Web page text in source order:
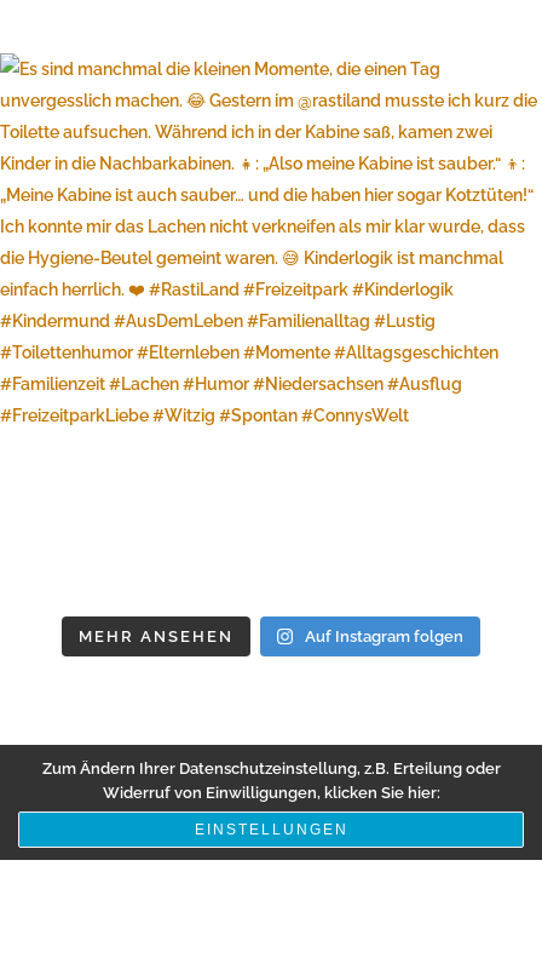
MEHR ANSEHEN Auf Instagram folgen
Zum Ändern Ihrer Datenschutzeinstellung, z.B. Erteilung oder
Widerruf von Einwilligungen, klicken Sie hier:
EINSTELLUNGEN